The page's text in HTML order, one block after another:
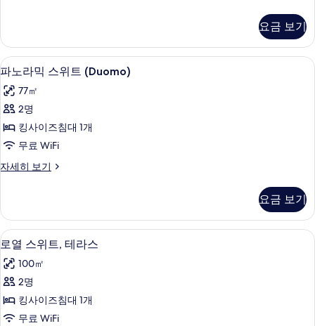
사
진
모
두
보
기
스
위
트
(Prestige)
자
세
보
기
요금 보기
파
노
라
믹
스
트
사
진
모
두
보
기
파노라믹 스위트 (Duomo) | 고급 침
4
파노라믹 스위트 (Duomo)
77㎡
2명
킹사이즈침대 1개
무료 WiFi
자세히 보기
파
스
위
트
자
세
보
기
요금 보기
로
열
스
위
트,
로열 스위트, 테라스 | 거실 공간 | 프리
4
로열 스위트, 테라스
100㎡
2명
킹사이즈침대 1개
무료 WiFi